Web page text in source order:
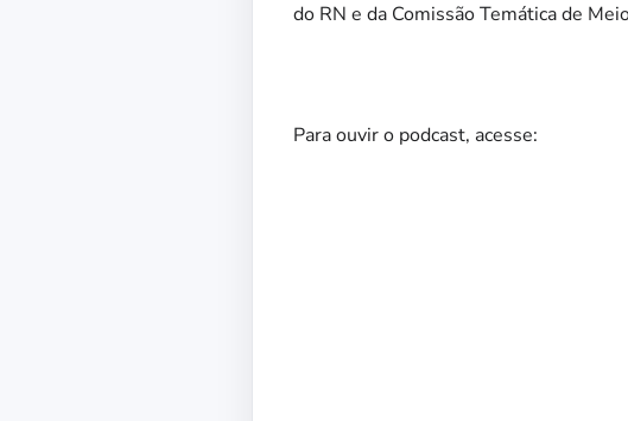
do RN e da Comissão Temática de
Para ouvir o podcast, acesse: